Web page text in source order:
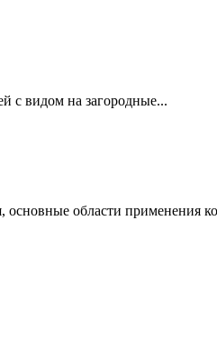
с видом на загородные...
области применения